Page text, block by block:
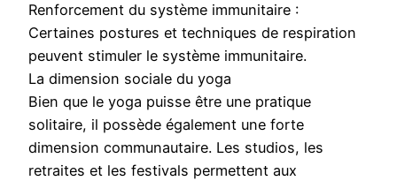
Renforcement du système immunitaire :
Certaines postures et techniques de respiration
peuvent stimuler le système immunitaire.
La dimension sociale du yoga
Bien que le yoga puisse être une pratique
solitaire, il possède également une forte
dimension communautaire. Les studios, les
retraites et les festivals permettent aux